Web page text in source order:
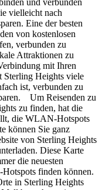
und verbunden
vielleicht nach
Eine der besten
von kostenlosen
verbunden zu
Attraktionen zu
mit Ihren
Sterling Heights viele
ist, verbunden zu
Um Reisenden zu
zu finden, hat die
die WLAN-Hotspots
können Sie ganz
von Sterling Heights
Diese Karte
die neuesten
finden können.
in Sterling Heights